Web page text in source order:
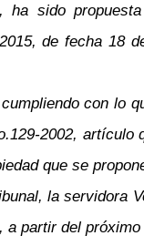
ha sido
de fecha 18
con lo
2002,
que se
la servidora
partir del